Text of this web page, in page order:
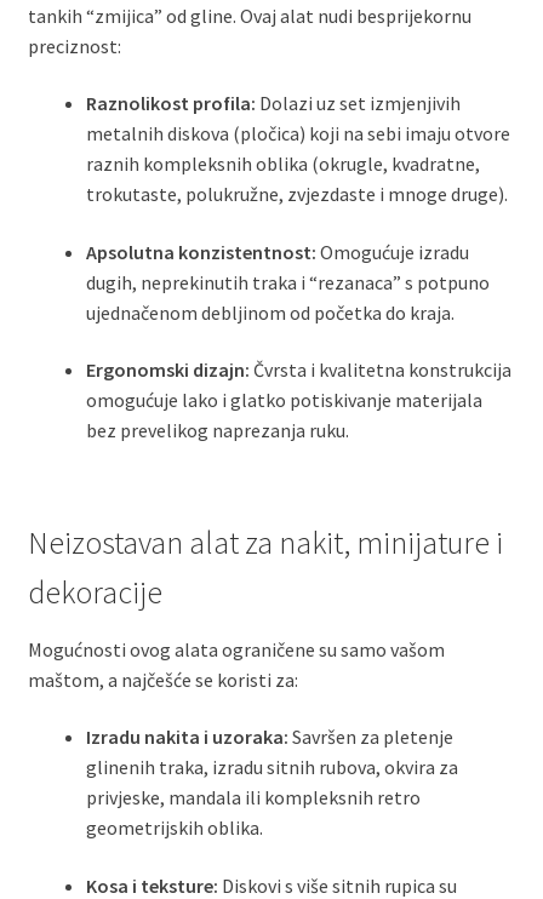
tankih “zmijica” od gline. Ovaj alat nudi besprijekornu
preciznost:
Raznolikost profila: Dolazi uz set izmjenjivih
metalnih diskova (pločica) koji na sebi imaju otvore
raznih kompleksnih oblika (okrugle, kvadratne,
trokutaste, polukružne, zvjezdaste i mnoge druge).
Apsolutna konzistentnost: Omogućuje izradu
dugih, neprekinutih traka i “rezanaca” s potpuno
ujednačenom debljinom od početka do kraja.
Ergonomski dizajn: Čvrsta i kvalitetna konstrukcija
omogućuje lako i glatko potiskivanje materijala
bez prevelikog naprezanja ruku.
Neizostavan alat za nakit, minijature i
dekoracije
Mogućnosti ovog alata ograničene su samo vašom
maštom, a najčešće se koristi za:
Izradu nakita i uzoraka: Savršen za pletenje
glinenih traka, izradu sitnih rubova, okvira za
privjeske, mandala ili kompleksnih retro
geometrijskih oblika.
Kosa i teksture: Diskovi s više sitnih rupica su